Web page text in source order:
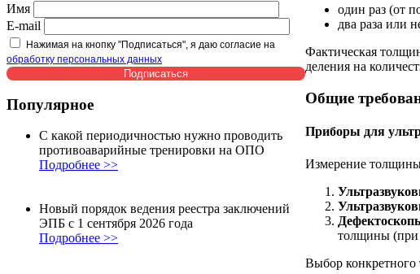
Имя
E-mail
Нажимая на кнопку "Подписаться", я даю согласие на
обработку персональных данных
Популярное
С какой периодичностью нужно проводить
противоаварийные тренировки на ОПО
Подробнее >>
Новый порядок ведения реестра заключений
ЭПБ с 1 сентября 2026 года
Подробнее >>
один раз (от
два раза или
Фактическая
деления на
Общие
Приборы для
Измерение
толщины (при
Выбор конкретного